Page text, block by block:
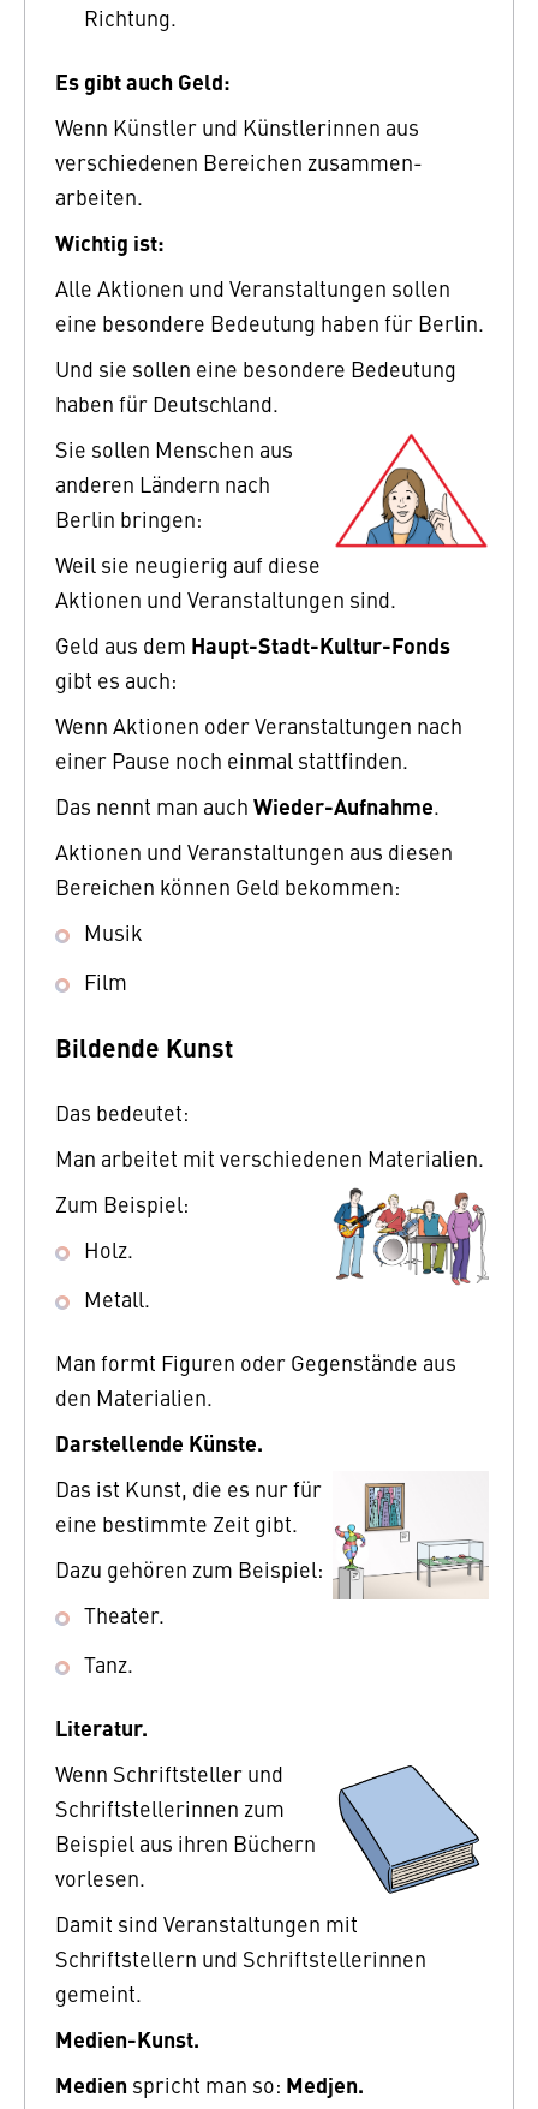
Richtung.
Es gibt auch Geld:
Wenn Künstler und Künstlerinnen aus
verschiedenen Bereichen zusammen-
arbeiten.
Wichtig ist:
Alle Aktionen und Veranstaltungen sollen
eine besondere Bedeutung haben für Berlin.
Und sie sollen eine besondere Bedeutung
haben für Deutschland.
Sie sollen Menschen aus
anderen Ländern nach
Berlin bringen:
Weil sie neugierig auf diese
Aktionen und Veranstaltungen sind.
Geld aus dem Haupt-Stadt-Kultur-Fonds
gibt es auch:
Wenn Aktionen oder Veranstaltungen nach
einer Pause noch einmal stattfinden.
Das nennt man auch Wieder-Aufnahme.
Aktionen und Veranstaltungen aus diesen
Bereichen können Geld bekommen:
Musik
Film
Bildende Kunst
Das bedeutet:
Man arbeitet mit verschiedenen Materialien.
Zum Beispiel:
Holz.
Metall.
Man formt Figuren oder Gegenstände aus
den Materialien.
Darstellende Künste.
Das ist Kunst, die es nur für
eine bestimmte Zeit gibt.
Dazu gehören zum Beispiel:
Theater.
Tanz.
Literatur.
Wenn Schriftsteller und
Schriftstellerinnen zum
Beispiel aus ihren Büchern
vorlesen.
Damit sind Veranstaltungen mit
Schriftstellern und Schriftstellerinnen
gemeint.
Medien-Kunst.
Medien spricht man so: Medjen.